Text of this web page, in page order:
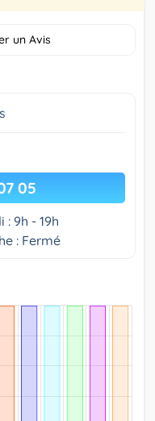
un Avis
05
: 9h - 19h
: Fermé